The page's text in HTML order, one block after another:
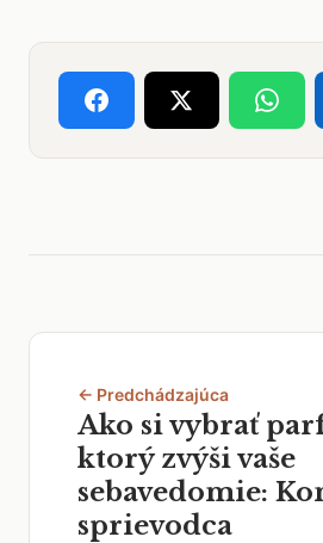
← Predchádzajúca
Ako si vybrať
ktorý zvýši vaše
sebavedomie:
sprievodca